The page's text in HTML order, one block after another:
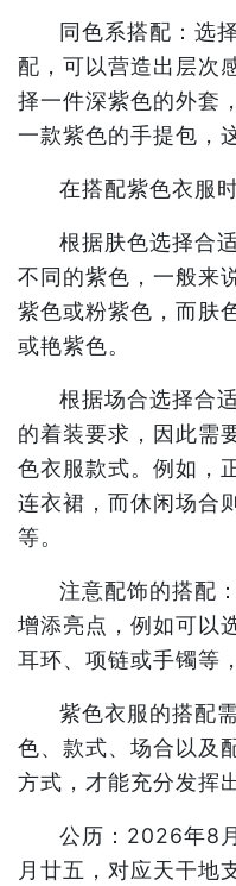
同色系搭配：选
配，可以营造出层次
择一件深紫色的外套
一款紫色的手提包，
在搭配紫色衣服
根据肤色选择合
不同的紫色，一般来
紫色或粉紫色，而肤
或艳紫色。
根据场合选择合
的着装要求，因此需
色衣服款式。例如，
连衣裙，而休闲场合
等。
注意配饰的搭配
增添亮点，例如可以
耳环、项链或手镯等
紫色衣服的搭配
色、款式、场合以及
方式，才能充分发挥
公历：2026年8
月廿五，对应天干地